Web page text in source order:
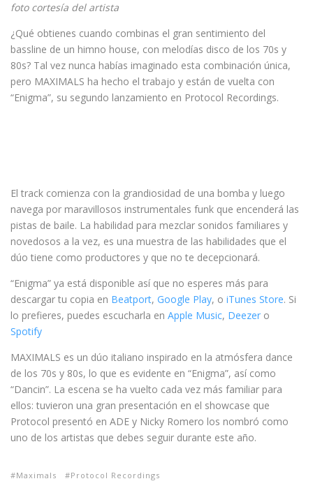
foto cortesía del artista
¿Qué obtienes cuando combinas el gran sentimiento del
bassline de un himno house, con melodías disco de los 70s y
80s? Tal vez nunca habías imaginado esta combinación única,
pero MAXIMALS ha hecho el trabajo y están de vuelta con
“Enigma”, su segundo lanzamiento en Protocol Recordings.
El track comienza con la grandiosidad de una bomba y luego
navega por maravillosos instrumentales funk que encenderá las
pistas de baile. La habilidad para mezclar sonidos familiares y
novedosos a la vez, es una muestra de las habilidades que el
dúo tiene como productores y que no te decepcionará.
“Enigma” ya está disponible así que no esperes más para
descargar tu copia en Beatport, Google Play, o iTunes Store. Si
lo prefieres, puedes escucharla en Apple Music, Deezer o
Spotify
MAXIMALS es un dúo italiano inspirado en la atmósfera dance
de los 70s y 80s, lo que es evidente en “Enigma”, así como
“Dancin”. La escena se ha vuelto cada vez más familiar para
ellos: tuvieron una gran presentación en el showcase que
Protocol presentó en ADE y Nicky Romero los nombró como
uno de los artistas que debes seguir durante este año.
Maximals Protocol Recordings